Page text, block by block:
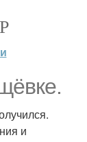
и